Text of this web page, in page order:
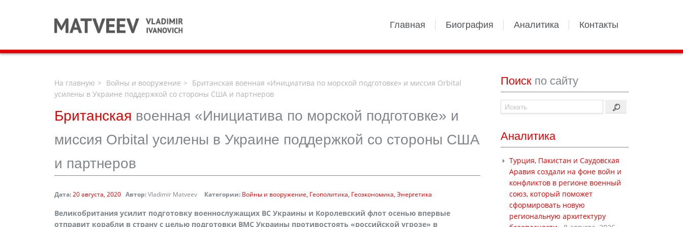
Главная Биография Аналитика Контакты
На главную Войны и вооружение
Британская военная «Инициатива по морской подготовке» и миссия Orbital
усилены в Украине поддержкой со стороны США и партнеров
Британская военная «Инициатива по морской подготовке» и
миссия Orbital усилены в Украине поддержкой со стороны США
и партнеров
Дата:20 августа, 2020 Автор:Vladimir Matveev Категории: Войны и вооружение Геополитика Геоэкономика Энергетика
Великобритания усилит подготовку военнослужащих ВС Украины и Королевский флот осенью впервые
отправит корабли в страну с целью подготовки ВМС Украины противостоять «российской угрозе» в
Поиск по сайту
Аналитика
Турция, Пакистан и Саудовская
Аравия создали на фоне войн и
конфликтов в регионе военный
союз, который поможет
сформировать новую
региональную архитектуру